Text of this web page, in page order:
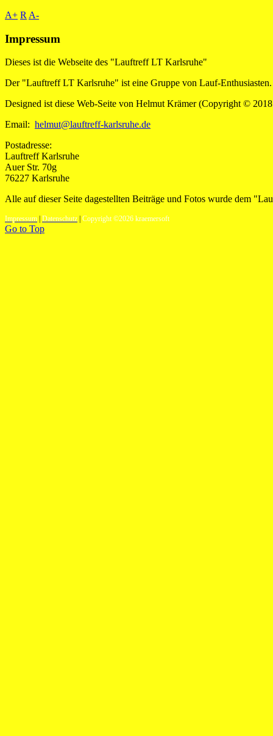
A+ R A-
Impressum
Dieses ist die Webseite des "Lauftreff LT Karlsruhe"
Der "Lauftreff LT Karlsruhe" ist eine Gruppe von Lauf-
Designed ist diese Web-Seite von Helmut Krämer (Copyright ©
Email: helmut@lauftreff-karlsruhe.de
Postadresse:
Lauftreff Karlsruhe
Auer Str. 70g
76227 Karlsruhe
Alle auf dieser Seite dagestellten Beiträge und Fotos wurde dem
Impressum Datenschutz Copyright ©2026 kraemersoft
Go to Top